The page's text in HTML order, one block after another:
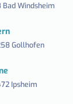
Windsheim
Gollhofen
Ipsheim